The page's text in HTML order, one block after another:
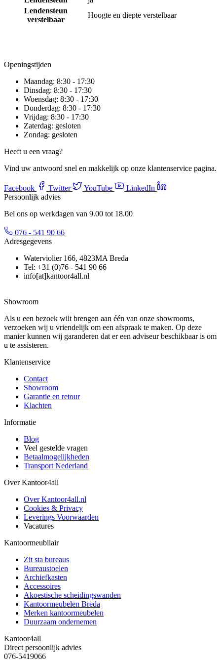
Lendensteun
verstelbaar
Hoogte en diepte verstelbaar
Openingstijden
Maandag: 8:30 - 17:30
Dinsdag: 8:30 - 17:30
Woensdag: 8:30 - 17:30
Donderdag: 8:30 - 17:30
Vrijdag: 8:30 - 17:30
Zaterdag: gesloten
Zondag: gesloten
Heeft u een vraag?
Vind uw antwoord snel en makkelijk op onze klantenservice pagina.
Facebook Twitter YouTube
LinkedIn
Persoonlijk advies
Bel ons op werkdagen van 9.00 tot 18.00
076 - 541 90 66
Adresgegevens
Waterviolier 166, 4823MA Breda
Tel: +31 (0)76 - 541 90 66
info[at]kantoor4all.nl
Showroom
Als u een bezoek wilt brengen aan één van onze showrooms,
verzoeken wij u vriendelijk om een afspraak te maken. Op deze
manier kunnen wij garanderen dat er een adviseur beschikbaar is om
u te assisteren.
Klantenservice
Contact
Showroom
Garantie en retour
Klachten
Informatie
Blog
Veel gestelde vragen
Betaalmogelijkheden
Transport Nederland
Over Kantoor4all
Over Kantoor4all.nl
Cookies & Privacy
Leverings Voorwaarden
Vacatures
Kantoormeubilair
Zit sta bureaus
Bureaustoelen
Archiefkasten
Accessoires
Akoestische scheidingswanden
Kantoormeubelen Breda
Merken kantoormeubelen
Duurzaam ondernemen
Kantoor4all
Direct persoonlijk advies
076-5419066